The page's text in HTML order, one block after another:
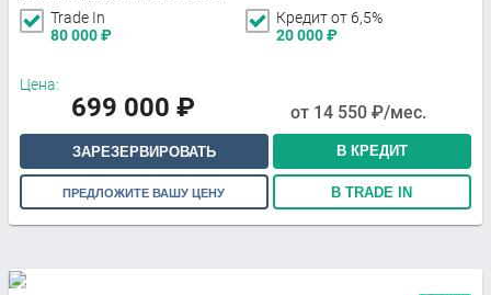
Trade In
80 000₽
Кредит от 6,5%
20 000₽
Цена:
699 000 ₽ от 14 550 ₽/мес.
ЗАРЕЗЕРВИРОВАТЬ В КРЕДИТ
ПРЕДЛОЖИТЕ ВАШУ ЦЕНУ В TRADE IN